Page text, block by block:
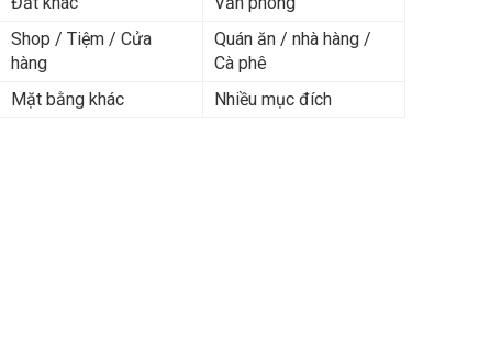
Shop / Tiệm / Cửa
hàng
Quán ăn / nhà hàng /
Cà phê
Mặt bằng khác
Nhiều mục đích